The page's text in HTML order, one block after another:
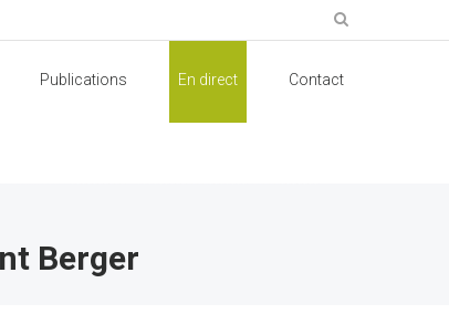
Publications En direct Contact
Berger